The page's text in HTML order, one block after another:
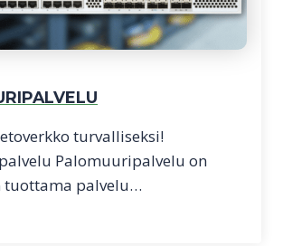
turvalliseksi!
Palomuuripalvelu on
tuottama palvelu…